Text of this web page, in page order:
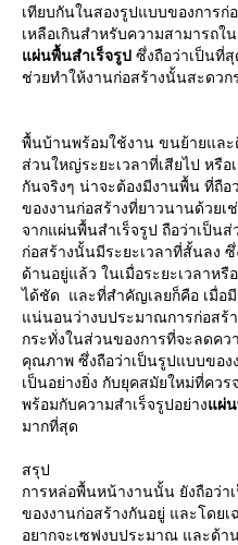
เทียบกันในสองรูปแบบของการ
เหลือเกินสำหรับความสามารถใ
แผ่นพื้นสำเร็จรูป ซึ่งถือว่าเป็นที่
ช่วยทำให้งานก่อสร้างนั้นสะดวก
พื้นบ้านพร้อมใช้งาน ขนย้ายแล
ส่วนใหญ่ระยะเวลาที่เสียไป หรื
กันจริงๆ น่าจะต้องมีงานพื้น ที่ถื
ของงานก่อสร้างที่ยาวนานด้วย
จากแผ่นพื้นสำเร็จรูป ถือว่าเป็น
ก่อสร้างนั้นมีระยะเวลาที่สั้นลง
ด้านอยู่แล้ว ในเมื่อระยะเวลาห
ได้ชัด และที่สำคัญเลยก็คือ เมื่อ
แน่นอนว่างบประมาณการก่อสร้
กระทั่งในส่วนของการที่จะลดคว
คุณภาพ ซึ่งถือว่าเป็นรูปแบบของ
เป็นอย่างยิ่ง กับยุคสมัยใหม่ที่คว
พร้อมกับความสำเร็จรูปอย่างแผ่
มากที่สุด
สรุป
การหล่อพื้นหน้างานนั้น ยังถือว่า
ของงานก่อสร้างกันอยู่ และโดย
อยากจะเซฟงบประมาณ และด้